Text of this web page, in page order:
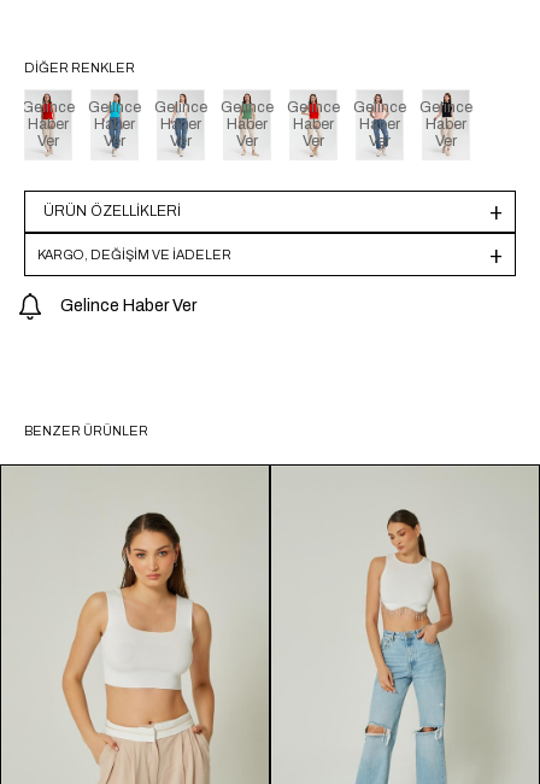
DIĞER RENKLER
Gelince
Haber
Ver
Gelince
Haber
Ver
Gelince
Haber
Ver
Gelince
Haber
Ver
Gelince
Haber
Ver
Gelince
Haber
Ver
Gelince
Haber
Ver
ÜRÜN ÖZELLIKLERI
KARGO, DEĞİŞİM VE İADELER
Gelince Haber Ver
BENZER ÜRÜNLER